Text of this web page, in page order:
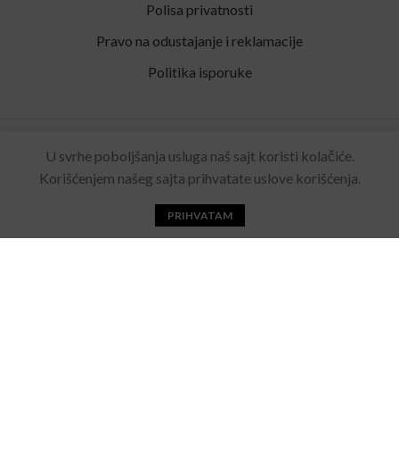
Polisa privatnosti
Pravo na odustajanje i reklamacije
Politika isporuke
2022 Sva prava zadržana. Made by
Acebears
U svrhe poboljšanja usluga naš sajt koristi kolačiće.
Korišćenjem našeg sajta prihvatate uslove korišćenja.
PRIHVATAM